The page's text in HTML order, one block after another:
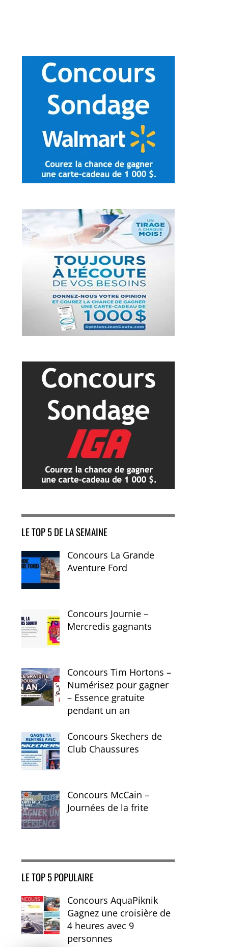
LE TOP 5 DE LA SEMAINE
Concours La Grande
Aventure Ford
Concours Journie –
Mercredis gagnants
Concours Tim Hortons –
Numérisez pour gagner
– Essence gratuite
pendant un an
Concours Skechers de
Club Chaussures
Concours McCain –
Journées de la frite
LE TOP 5 POPULAIRE
Concours AquaPiknik
Gagnez une croisière de
4 heures avec 9
personnes